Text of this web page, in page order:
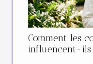
Comment les
influencent-ils